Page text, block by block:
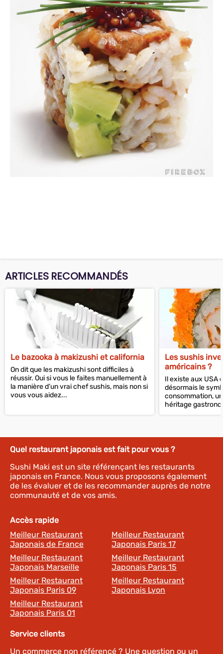
ARTICLES RECOMMANDÉS
Le bazooka à makizushi et california
On dit que les makizushi sont difficiles à
réussir. Oui si vous le faites manuellement à
la manière d’un vrai chef sushis, mais non si
vous vous aidez...
Les sushis
américains ?
Il existe aux USA
désormais le
consommation,
héritage
plats ont à...
Quel restaurant japonais est fait pour vous ?
Sushi Maki est un site référençant les restaurants
japonais en France. Nous vous proposons également
de les évaluer et de les recommander auprès de notre
communauté et de vos amis.
Accès rapide
Meilleur Restaurant
Japonais de France
Meilleur Restaurant
Japonais Paris 17
Meilleur Restaurant
Japonais Marseille
Meilleur Restaurant
Japonais Paris 15
Meilleur Restaurant
Japonais Paris 09
Meilleur Restaurant
Japonais Lyon
Meilleur Restaurant
Japonais Paris 01
Service clients
Un commerce non référencé ? Une question ou un